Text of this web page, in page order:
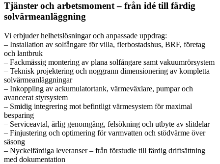
Tjänster och arbetsmoment – från idé till färdig
solvärmeanläggning
Vi erbjuder helhetslösningar och anpassade uppdrag:
– Installation av solfångare för villa, flerbostadshus, BRF, företag
och lantbruk
– Fackmässig montering av plana solfångare samt vakuumrörsystem
– Teknisk projektering och noggrann dimensionering av kompletta
solvärmeanläggningar
– Inkoppling av ackumulatortank, värmeväxlare, pumpar och
avancerat styrsystem
– Smidig integrering mot befintligt värmesystem för maximal
besparing
– Serviceavtal, årlig genomgång, felsökning och utbyte av slitdelar
– Finjustering och optimering för varmvatten och stödvärme över
säsong
– Nyckelfärdiga leveranser – från förstudie till färdig driftsättning
med dokumentation